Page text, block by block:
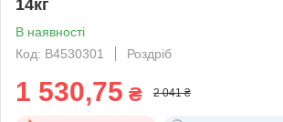
14кг
В наявності
Код: B4530301
Роздріб
1 530,75 ₴ 2 041 ₴